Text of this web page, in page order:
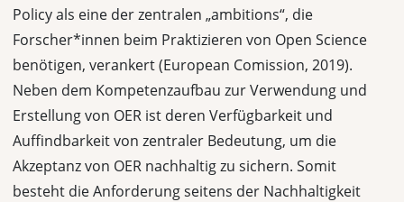
Policy als eine der zentralen „ambitions“, die
Forscher*innen beim Praktizieren von Open Science
benötigen, verankert (European Comission, 2019).
Neben dem Kompetenzaufbau zur Verwendung und
Erstellung von OER ist deren Verfügbarkeit und
Auffindbarkeit von zentraler Bedeutung, um die
Akzeptanz von OER nachhaltig zu sichern. Somit
besteht die Anforderung seitens der Nachhaltigkeit